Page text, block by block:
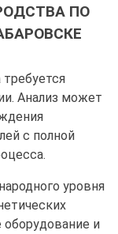
ПО
Анализ может
с полной
уровня
оборудование и